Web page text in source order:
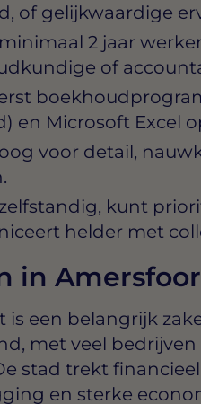
of gelijkwaardige
2 jaar
of
en Microsoft Excel
voor detail,
kunt
helder met
in
is een belangrijk
met veel
stad trekt
en sterke